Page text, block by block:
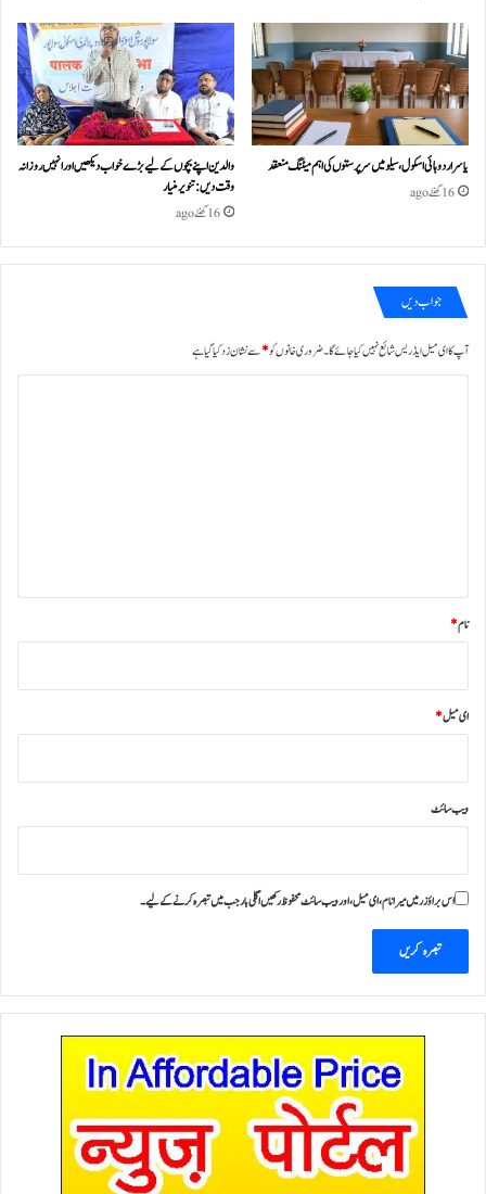
یاسر اردو ہائی اسکول، سیلو میں سرپرستوں کی اہم میٹنگ منعقد
16 گھنٹے ago
والدین اپنے بچوں کے لیے بڑے خواب دیکھیں اور انہیں روزانہ
وقت دیں : تنویر منیار
16 گھنٹے ago
جواب دیں
آپ کا ای میل ایڈریس شائع نہیں کیا جائے گا۔ضروری خانوں کو*سے نشان زد کیا گیا ہے
نام*
ای میل*
ویب‌ سائٹ
اس براؤزر میں میرا نام، ای میل، اور ویب سائٹ محفوظ رکھیں اگلی بار جب میں تبصرہ کرنے کےلیے۔